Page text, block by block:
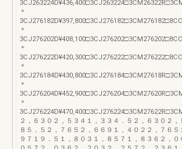
＊
＊
＊
＊
＊
＊
２，６３０２，５３４１，３３４．５２，６３０２，
８５．５２，７６５２，６６９１，４０２２，７６５
９７１９．５１，８０３１，８５７１，８３６２，０